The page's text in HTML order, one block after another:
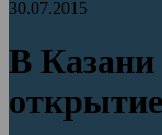
30.07.2015
В Казани